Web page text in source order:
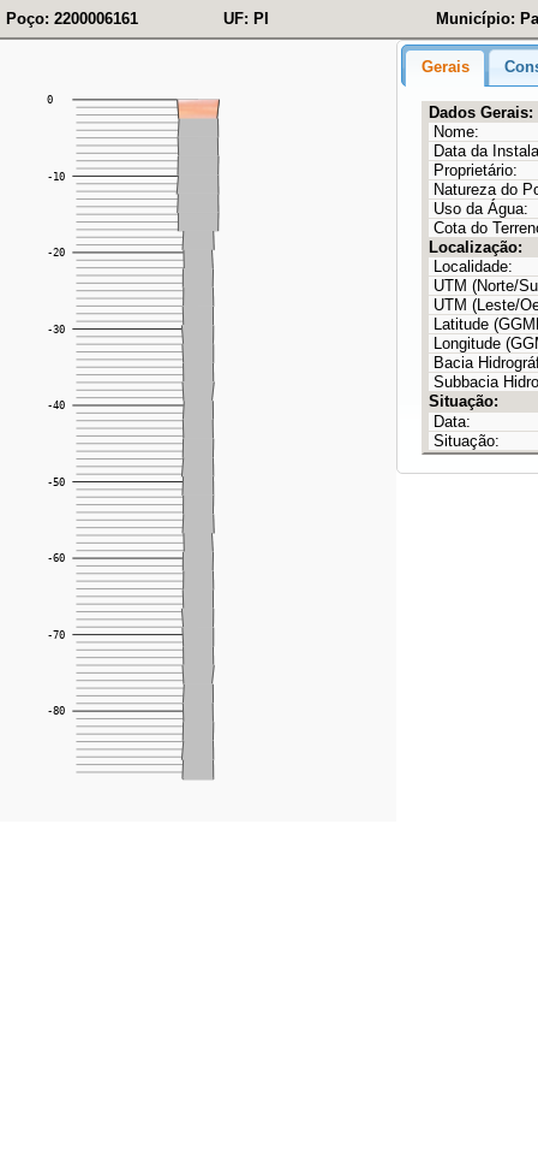
Poço: 2200006161 UF: PI Município:
Gerais
Dados Gerais:
Nome:
Data da
Proprietário:
Natureza do
Uso da Água:
Cota do
Localização:
Localidade:
UTM (Norte/
UTM (Leste/
Latitude
Longitude
Bacia
Subbacia
Situação:
Data:
Situação: